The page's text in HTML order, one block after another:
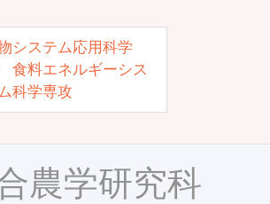
システム応用科学
食料エネルギーシス
科学専攻
農学研究科